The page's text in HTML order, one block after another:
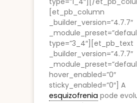
[et_pb_column
_builder_version=”4.7.7″
type=”3_4″][et_pb_text
_builder_version=”4.7.7″
hover_enabled=”0″
sticky_enabled=”0″] A
esquizofrenia pode